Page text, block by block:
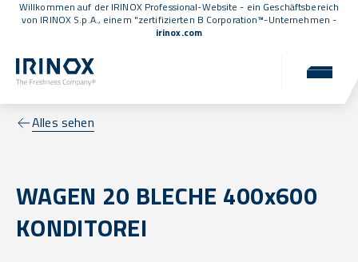
Willkommen auf der IRINOX Professional-Website - ein Geschäftsbereich
von IRINOX S.p.A., einem "zertifizierten B Corporation™-Unternehmen -
irinox.com
Alles sehen
WAGEN 20 BLECHE 400x600
KONDITOREI